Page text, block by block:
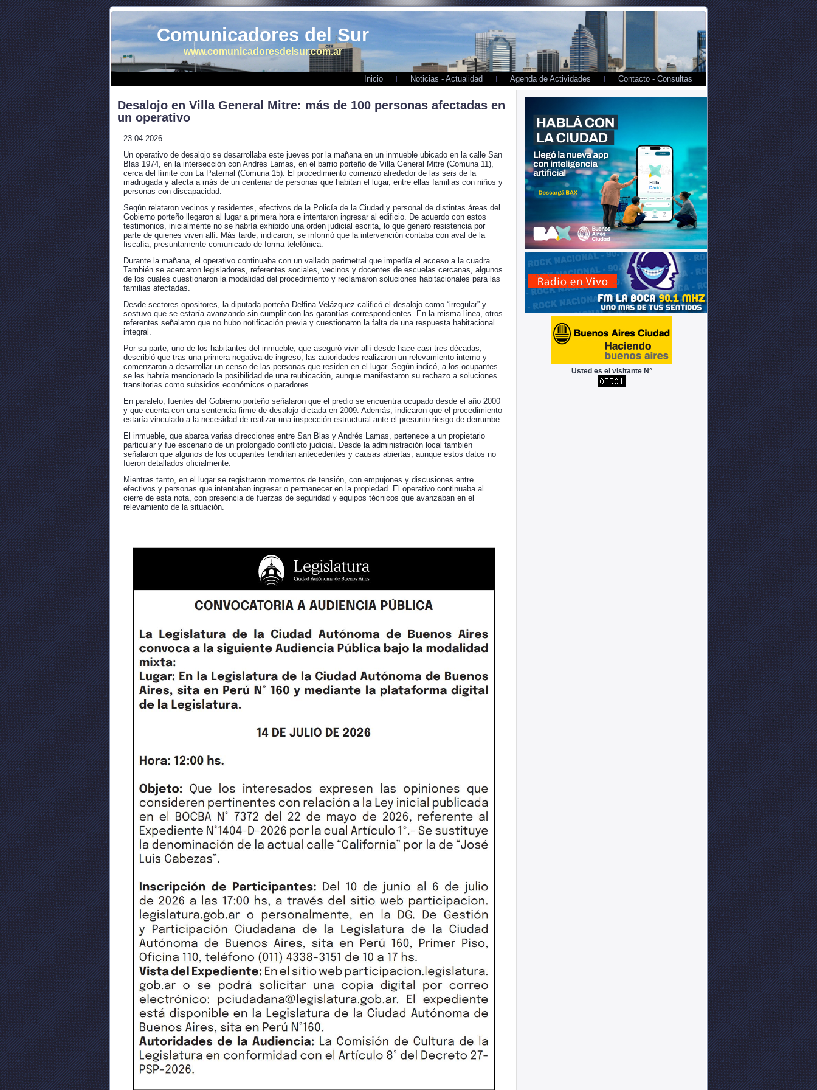
Comunicadores del Sur
www.comunicadoresdelsur.com.ar
Inicio Noticias - Actualidad Agenda de Actividades Contacto - Consultas
Desalojo en Villa General Mitre: más de 100 personas afectadas en
un operativo
23.04.2026
Un operativo de desalojo se desarrollaba este jueves por la mañana en un inmueble ubicado en la calle San
Blas 1974, en la intersección con Andrés Lamas, en el barrio porteño de Villa General Mitre (Comuna 11),
cerca del límite con La Paternal (Comuna 15). El procedimiento comenzó alrededor de las seis de la
madrugada y afecta a más de un centenar de personas que habitan el lugar, entre ellas familias con niños y
personas con discapacidad.
Según relataron vecinos y residentes, efectivos de la Policía de la Ciudad y personal de distintas áreas del
Gobierno porteño llegaron al lugar a primera hora e intentaron ingresar al edificio. De acuerdo con estos
testimonios, inicialmente no se habría exhibido una orden judicial escrita, lo que generó resistencia por
parte de quienes viven allí. Más tarde, indicaron, se informó que la intervención contaba con aval de la
fiscalía, presuntamente comunicado de forma telefónica.
Durante la mañana, el operativo continuaba con un vallado perimetral que impedía el acceso a la cuadra.
También se acercaron legisladores, referentes sociales, vecinos y docentes de escuelas cercanas, algunos
de los cuales cuestionaron la modalidad del procedimiento y reclamaron soluciones habitacionales para las
familias afectadas.
Desde sectores opositores, la diputada porteña Delfina Velázquez calificó el desalojo como “irregular” y
sostuvo que se estaría avanzando sin cumplir con las garantías correspondientes. En la misma línea, otros
referentes señalaron que no hubo notificación previa y cuestionaron la falta de una respuesta habitacional
integral.
Por su parte, uno de los habitantes del inmueble, que aseguró vivir allí desde hace casi tres décadas,
describió que tras una primera negativa de ingreso, las autoridades realizaron un relevamiento interno y
comenzaron a desarrollar un censo de las personas que residen en el lugar. Según indicó, a los ocupantes
se les habría mencionado la posibilidad de una reubicación, aunque manifestaron su rechazo a soluciones
transitorias como subsidios económicos o paradores.
En paralelo, fuentes del Gobierno porteño señalaron que el predio se encuentra ocupado desde el año 2000
y que cuenta con una sentencia firme de desalojo dictada en 2009. Además, indicaron que el procedimiento
estaría vinculado a la necesidad de realizar una inspección estructural ante el presunto riesgo de derrumbe.
El inmueble, que abarca varias direcciones entre San Blas y Andrés Lamas, pertenece a un propietario
particular y fue escenario de un prolongado conflicto judicial. Desde la administración local también
señalaron que algunos de los ocupantes tendrían antecedentes y causas abiertas, aunque estos datos no
fueron detallados oficialmente.
Mientras tanto, en el lugar se registraron momentos de tensión, con empujones y discusiones entre
efectivos y personas que intentaban ingresar o permanecer en la propiedad. El operativo continuaba al
cierre de esta nota, con presencia de fuerzas de seguridad y equipos técnicos que avanzaban en el
relevamiento de la situación.
Usted es el visitante N°